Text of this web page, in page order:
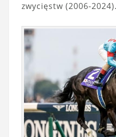
zwycięstw (2006-2024).